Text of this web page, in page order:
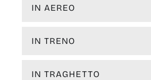
IN AEREO
IN TRENO
IN TRAGHETTO